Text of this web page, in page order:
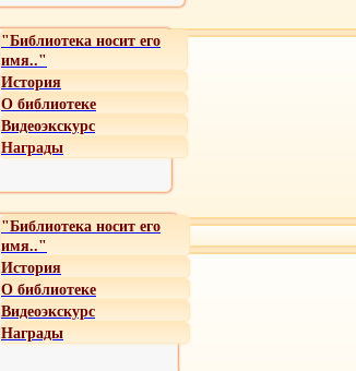
"Библиотека носит его
имя.."
История
О библиотеке
Видеоэкскурс
Награды
"Библиотека носит его
имя.."
История
О библиотеке
Видеоэкскурс
Награды